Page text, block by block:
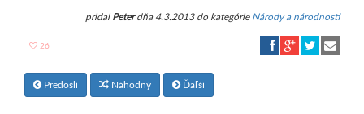
pridal Peterdňa 4.3.2013 do kategórie Národy a národnosti
26
Predošlí Náhodný Ďaľší